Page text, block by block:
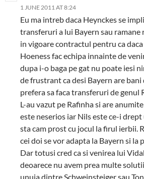
1 JUNE 2011 AT 8:24
Eu ma intreb daca Heynckes se
transferuri a lui Bayern sau ramane
in vigoare contractul pentru ca
Hoeness fac echipa innainte de
dupa i-o baga pe gat nu poate iesi
de frustrant ca desi Bayern are bani
prefera sa faca transferuri de genul
L-au vazut pe Rafinha si are
este neserios iar Nils este ce-i
sta cam prost cu jocul la firul ierbii.
cei doi se vor adapta la Bayern si
Dar totusi cred ca si venirea lui
deoarece nu avem prea multe
unuia dintre Schweinsteiger sau